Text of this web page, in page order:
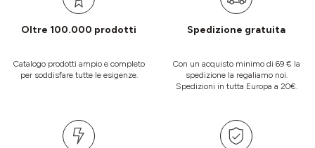
Oltre 100.000 prodotti
Catalogo prodotti ampio e completo
per soddisfare tutte le esigenze.
Spedizione gratuita
Con un acquisto minimo di 69 € la
spedizione la regaliamo noi.
Spedizioni in tutta Europa a 20€.